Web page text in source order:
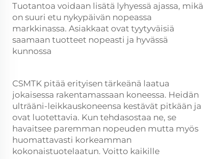
Tuotantoa voidaan lisätä lyhyessä ajassa, mikä
on suuri etu nykypäivän nopeassa
markkinassa. Asiakkaat ovat tyytyväisiä
saamaan tuotteet nopeasti ja hyvässä
kunnossa
CSMTK pitää erityisen tärkeänä laatua
jokaisessa rakentamassaan koneessa. Heidän
ulträäni-leikkauskoneensa kestävät pitkään ja
ovat luotettavia. Kun tehdasostaa ne, se
havaitsee paremman nopeuden mutta myös
huomattavasti korkeamman
kokonaistuotelaatun. Voitto kaikille